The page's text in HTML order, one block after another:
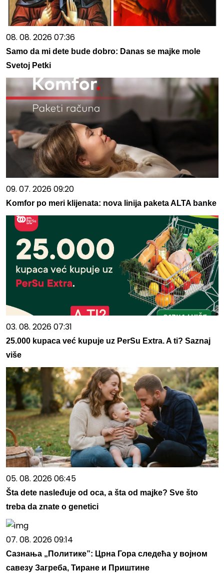
08. 08. 2026 07:36
Samo da mi dete bude dobro: Danas se majke mole
Svetoj Petki
09. 07. 2026 09:20
Komfor po meri klijenata: nova linija paketa ALTA banke
03. 08. 2026 07:31
25.000 kupaca već kupuje uz PerSu Extra. A ti? Saznaj
više
05. 08. 2026 06:45
Šta dete nasleđuje od oca, a šta od majke? Sve što
treba da znate o genetici
07. 08. 2026 09:14
Сазнања „Политике”: Црна Гора следећа у војном
савезу Загреба, Тиране и Приштине